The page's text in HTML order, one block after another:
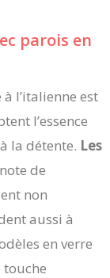
parois en
l’italienne est
l’essence
la détente. Les
de
non
aussi à
en verre